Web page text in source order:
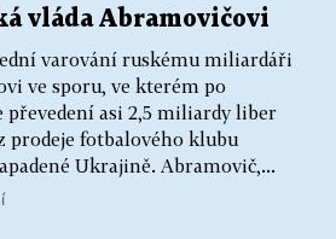
vláda Abramovičovi
varování ruskému miliardáři
ve sporu, ve kterém po
převedení asi 2,5 miliardy liber
prodeje fotbalového klubu
Ukrajině. Abramovič,...